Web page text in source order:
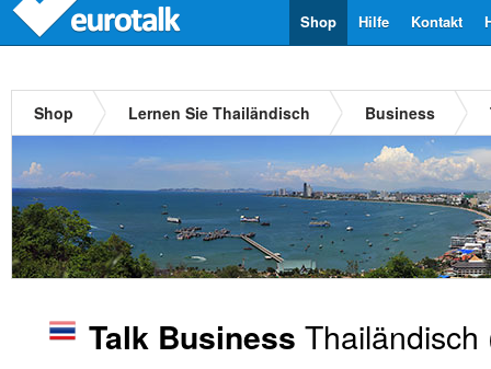
Kontakt
Hilfe
Shop
Shop Lernen Sie Thailändisch Business
Talk Business Thailändisch